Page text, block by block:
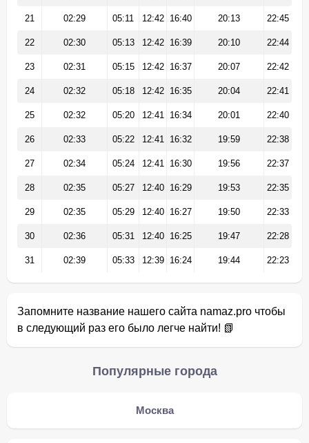
21 02:29 05:11 12:42 16:40 20:13 22:45
22 02:30 05:13 12:42 16:39 20:10 22:44
23 02:31 05:15 12:42 16:37 20:07 22:42
24 02:32 05:18 12:42 16:35 20:04 22:41
25 02:32 05:20 12:41 16:34 20:01 22:40
26 02:33 05:22 12:41 16:32 19:59 22:38
27 02:34 05:24 12:41 16:30 19:56 22:37
28 02:35 05:27 12:40 16:29 19:53 22:35
29 02:35 05:29 12:40 16:27 19:50 22:33
30 02:36 05:31 12:40 16:25 19:47 22:28
31 02:39 05:33 12:39 16:24 19:44 22:23
Запомните название нашего сайта namaz.pro чтобы
в следующий раз его было легче найти! 📗
Популярные города
Москва